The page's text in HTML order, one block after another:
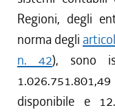
Regioni, degli
norma degli
n. 42), sono
disponibile e